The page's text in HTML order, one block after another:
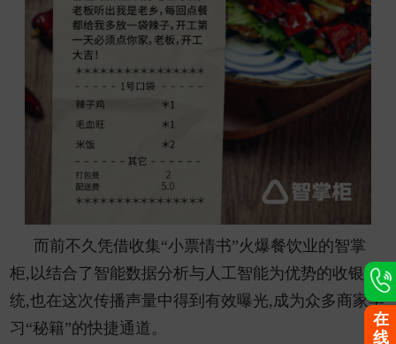
而前不久凭借收集“小票情书”火爆餐饮业的智掌
柜,以结合了智能数据分析与人工智能为优势的收银系
统,也在这次传播声量中得到有效曝光,成为众多商家学
习“秘籍”的快捷通道。
在
线